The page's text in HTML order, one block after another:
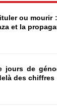
ou mourir
et la
jours de
des chiffres